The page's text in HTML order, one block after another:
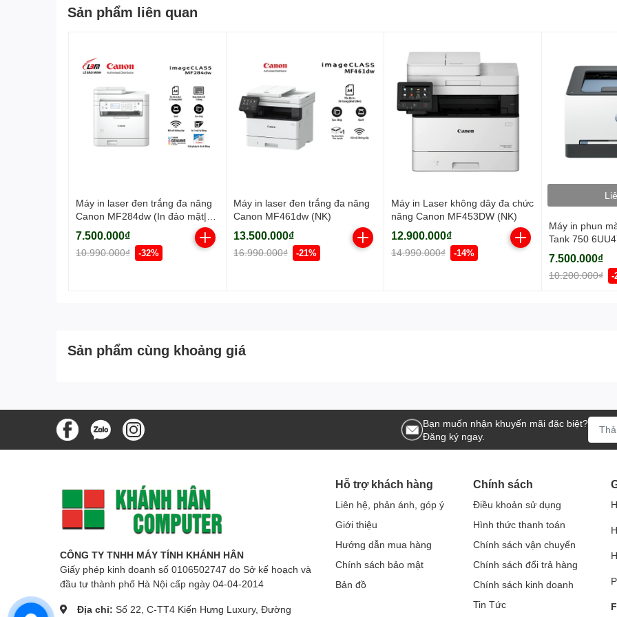
Sản phẩm liên quan
Máy in laser đen trắng đa năng
Canon MF284dw (In đảo mặt|
Copy| Scan| ADF A4| A5| USB|
LAN| WIFI)
7.500.000₫
10.990.000₫ -32%
Máy in laser đen trắng đa năng
Canon MF461dw (NK)
13.500.000₫
16.990.000₫ -21%
Máy in Laser không dây đa chức
năng Canon MF453DW (NK)
12.900.000₫
14.990.000₫ -14%
Máy in phun
Tank 750
Copy/ Scan/
USB/ WIFI)
7.500.000₫
10.200.000₫ -
Sản phẩm cùng khoảng giá
Bạn muốn nhận khuyến mãi đặc biệt?
Đăng ký ngay.
CÔNG TY TNHH MÁY TÍNH KHÁNH HÂN
Giấy phép kinh doanh số 0106502747 do Sở kế hoạch và
đầu tư thành phố Hà Nội cấp ngày 04-04-2014
Địa chỉ: Số 22, C-TT4 Kiến Hưng Luxury, Đường
Hỗ trợ khách hàng
Liên hệ, phản ánh, góp ý
Giới thiệu
Hướng dẫn mua hàng
Chính sách bảo mật
Bản đồ
Chính sách
Điều khoản sử dụng
Hình thức thanh toán
Chính sách vận chuyển
Chính sách đổi trả hàng
Chính sách kinh doanh
Tin Tức